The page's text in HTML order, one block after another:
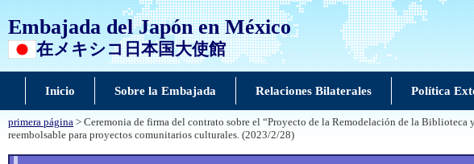
Embajada del Japón en México
在メキシコ日本国大使館
Inicio Sobre la Embajada Relaciones Bilaterales Política
primera página > Ceremonia de firma del contrato sobre el “Proyecto de la Remodelación de la
reembolsable para proyectos comunitarios culturales. (2023/2/28)